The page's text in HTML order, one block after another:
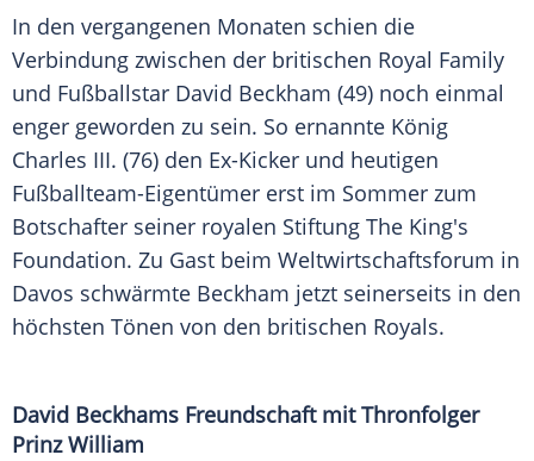
In den vergangenen Monaten schien die
Verbindung zwischen der britischen Royal Family
und Fußballstar David Beckham (49) noch einmal
enger geworden zu sein. So ernannte König
Charles III. (76) den Ex-Kicker und heutigen
Fußballteam-Eigentümer erst im Sommer zum
Botschafter seiner royalen Stiftung The King's
Foundation. Zu Gast beim Weltwirtschaftsforum in
Davos schwärmte Beckham jetzt seinerseits in den
höchsten Tönen von den britischen Royals.
David Beckhams Freundschaft mitThronfolger
Prinz William